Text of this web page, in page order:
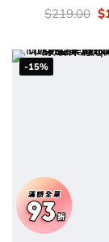
價
錢：
$219.00 $
-15%